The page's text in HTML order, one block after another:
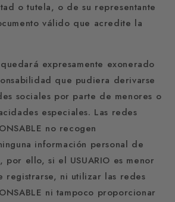
o tutela, o de su representante
válido que acredite la
quedará expresamente exonerado
que pudiera derivarse
sociales por parte de menores o
especiales. Las redes
no recogen
información personal de
por ello, si el USUARIO es menor
registrarse, ni utilizar las redes
ni tampoco proporcionar